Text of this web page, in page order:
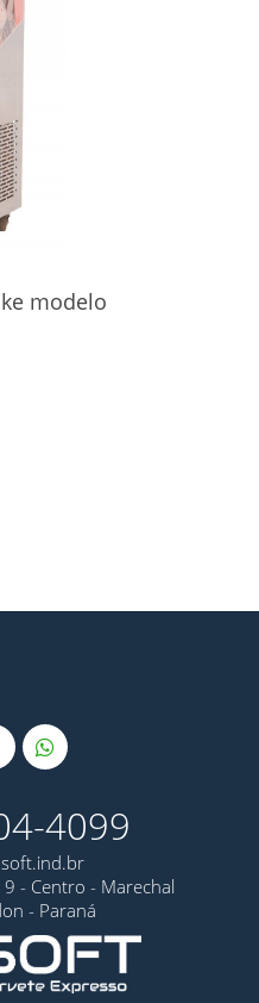
modelo
4099
- Centro - Marechal
- Paraná